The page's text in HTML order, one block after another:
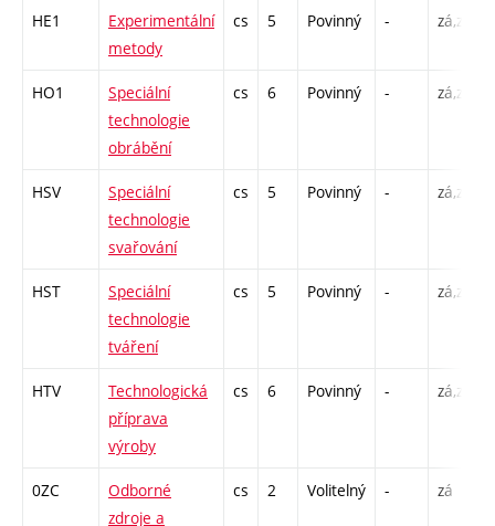
HE1
Experimentální
metody
cs 5 Povinný - zá,zk
HO1
Speciální
technologie
obrábění
cs 6 Povinný - zá,zk
HSV
Speciální
technologie
svařování
cs 5 Povinný - zá,zk
HST
Speciální
technologie
tváření
cs 5 Povinný - zá,zk
HTV
Technologická
příprava
výroby
cs 6 Povinný - zá,zk
0ZC
Odborné
zdroje a
cs 2 Volitelný - zá